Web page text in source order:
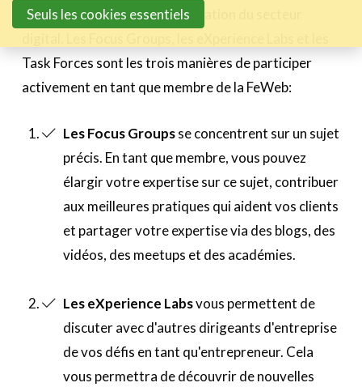
contribuez à la professionnalisation du secteur
Task Forces sont les trois manières de participer
activement en tant que membre de la FeWeb:
Les Focus Groupsse concentrent sur un sujet
précis. En tant que membre, vous pouvez
élargir votre expertise sur ce sujet, contribuer
aux meilleures pratiques qui aident vos clients
et partager votre expertise via des blogs, des
vidéos, des meetups et des académies.
Les eXperience Labsvous permettent de
discuter avec d'autres dirigeants d'entreprise
de vos défis en tant qu'entrepreneur. Cela
vous permettra de découvrir de nouvelles
A propos
A propos de la FeWeb
Code de conduite
Devenir membre
Les partenaires de la FeWeb
L'équipe
Contact
Become a member Account
Seuls les cookies essentiels